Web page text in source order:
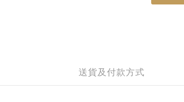
送貨及付款方式